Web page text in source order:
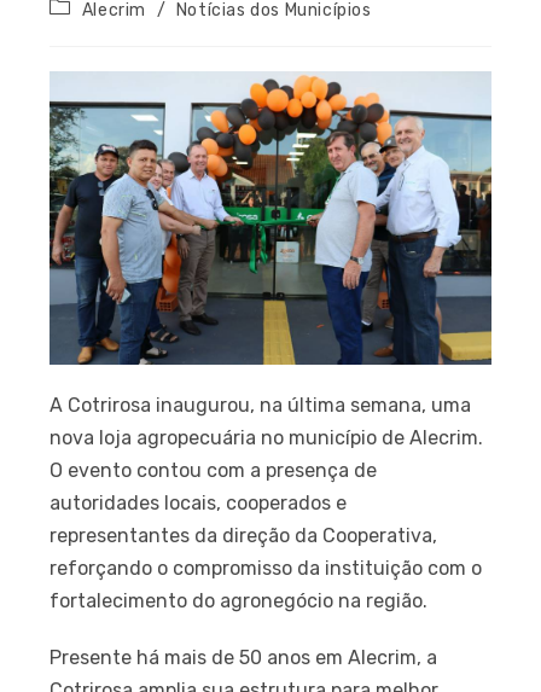
Alecrim
/ Notícias dos Municípios
A Cotrirosa inaugurou, na última semana, uma
nova loja agropecuária no município de Alecrim.
O evento contou com a presença de
autoridades locais, cooperados e
representantes da direção da Cooperativa,
reforçando o compromisso da instituição com o
fortalecimento do agronegócio na região.
Presente há mais de 50 anos em Alecrim, a